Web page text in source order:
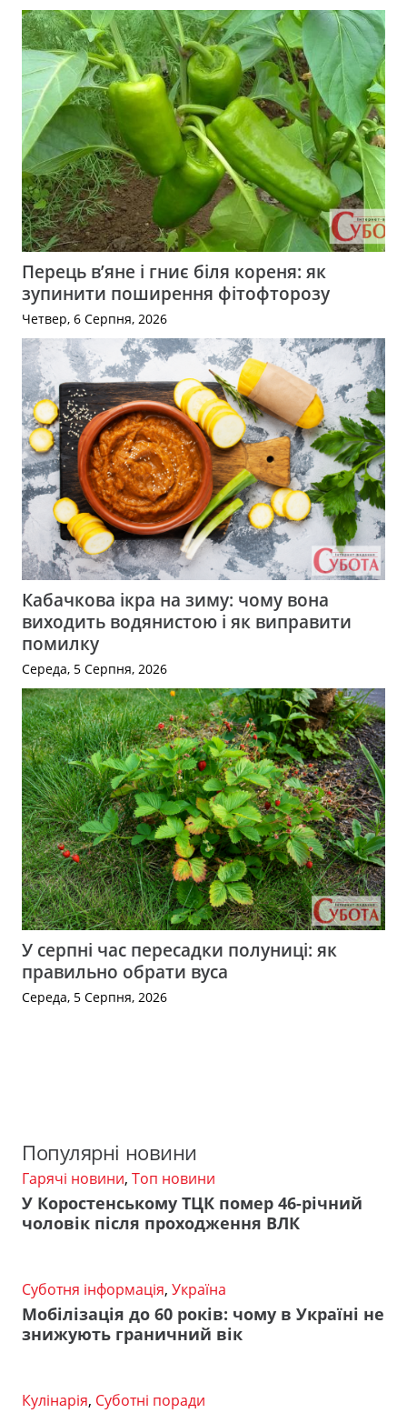
Перець в’яне і гниє біля кореня: як
зупинити поширення фітофторозу
Четвер, 6 Серпня, 2026
Кабачкова ікра на зиму: чому вона
виходить водянистою і як виправити
помилку
Середа, 5 Серпня, 2026
У серпні час пересадки полуниці: як
правильно обрати вуса
Середа, 5 Серпня, 2026
Популярні новини
Гарячі новини, Топ новини
У Коростенському ТЦК помер 46-річний
чоловік після проходження ВЛК
Суботня інформація, Україна
Мобілізація до 60 років: чому в Україні не
знижують граничний вік
Кулінарія, Суботні поради